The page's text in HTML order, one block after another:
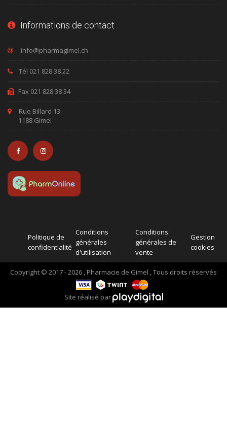
Informations de contact
Tél 021 828 38 22
Fax 021 828 38 34
Rue Billard 13
1188 Gimel
Politique de
confidentialité
Conditions
générales
d'utilisation
Conditions
générales de
vente
Gestion
cookies
Copyright © 2017 - 2026 , Pharmacie de Gimel , Tous droits réservés
Site réalisé par